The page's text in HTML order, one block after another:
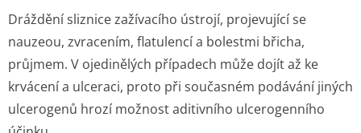
Dráždění sliznice zažívacího ústrojí, projevující se
nauzeou, zvracením, flatulencí a bolestmi břicha,
průjmem. V ojedinělých případech může dojít až ke
krvácení a ulceraci, proto při současném podávání jiných
ulcerogenů hrozí možnost aditivního ulcerogenního